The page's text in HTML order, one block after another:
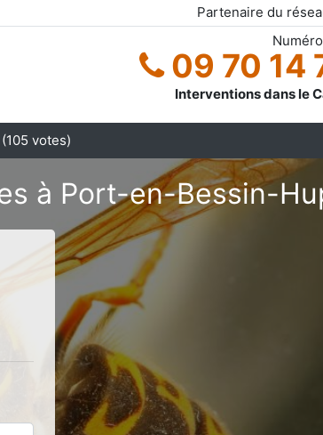
Partenaire du
09 70 14
Interventions dans le
(105 votes)
à Port-en-Bessin-